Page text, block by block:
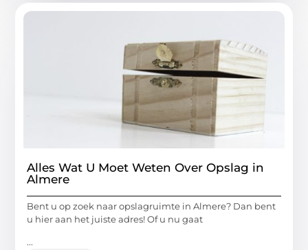
Alles Wat U Moet Weten Over Opslag in
Almere
Bent u op zoek naar opslagruimte in Almere? Dan bent
u hier aan het juiste adres! Of u nu gaat
...